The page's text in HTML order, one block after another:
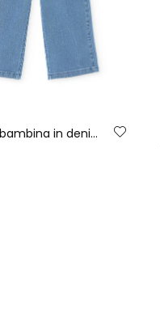
Pantaloni bambina in denim elasticizzato bleach